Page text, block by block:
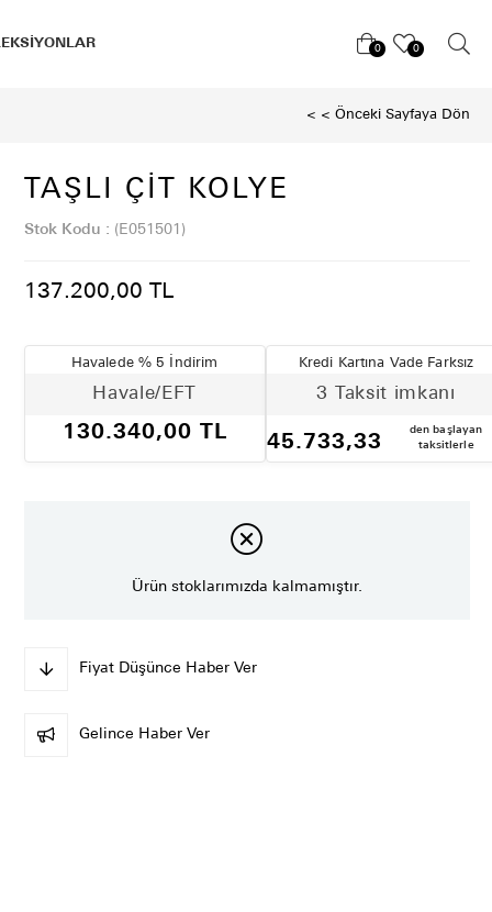
0 0
< < Önceki Sayfaya Dön
TAŞLI ÇIT KOLYE
Stok Kodu (E051501)
137.200,00 TL
Havalede % 5 İndirim
Havale/EFT
130.340,00 TL
Kredi Kartına Vade Farksız
3 Taksit imkanı
45.733,33
den başlayan
taksitlerle
Ürün stoklarımızda kalmamıştır.
Fiyat Düşünce Haber Ver
Gelince Haber Ver